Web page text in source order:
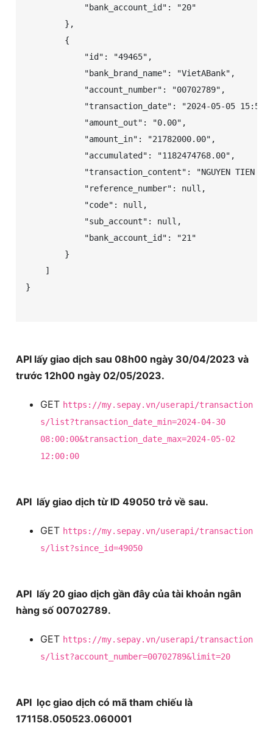
            "bank_account_id": "20"
        },
        {
            "id": "49465",
            "bank_brand_name": "VietABank",
            "account_number": "00702789",
"transaction_date": "2024-05-05
            "amount_out": "0.00",
            "amount_in": "21782000.00",
            "accumulated": "1182474768.00",
"transaction_content": "NGUYEN TIEN
            "reference_number": null,
            "code": null,
            "sub_account": null,
            "bank_account_id": "21"
        }
    ]
}
API lấy giao dịch sau 08h00 ngày 30/04/2023 và
trước 12h00 ngày 02/05/2023.
GET https://my.sepay.vn/userapi/transaction
s/list?transaction_date_min=2024-04-30
08:00:00&transaction_date_max=2024-05-02
12:00:00
API lấy giao dịch từ ID 49050 trở về sau.
GET https://my.sepay.vn/userapi/transaction
s/list?since_id=49050
API lấy 20 giao dịch gần đây của tài khoản ngân
hàng số 00702789.
GET https://my.sepay.vn/userapi/transaction
s/list?account_number=00702789&limit=20
API lọc giao dịch có mã tham chiếu là
171158.050523.060001